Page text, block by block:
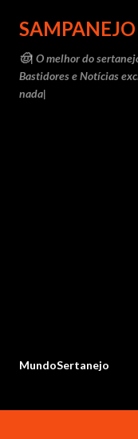
Pular
SAMPANEJO
🤠| O melhor do
Bastidores e Notícias
nada|
MundoSertanejo